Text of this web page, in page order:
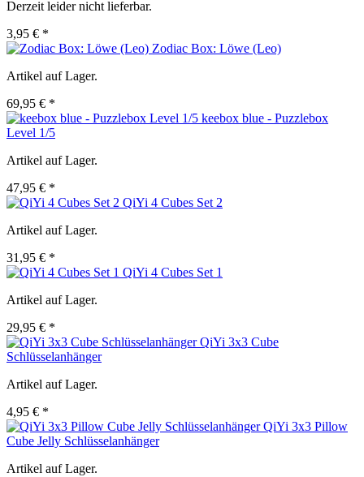
Derzeit leider nicht lieferbar.
3,95 € *
Zodiac Box: Löwe (Leo)
Artikel auf Lager.
69,95 € *
keebox blue - Puzzlebox
Level 1/5
Artikel auf Lager.
47,95 € *
QiYi 4 Cubes Set 2
Artikel auf Lager.
31,95 € *
QiYi 4 Cubes Set 1
Artikel auf Lager.
29,95 € *
QiYi 3x3 Cube
Schlüsselanhänger
Artikel auf Lager.
4,95 € *
QiYi 3x3 Pillow
Cube Jelly Schlüsselanhänger
Artikel auf Lager.